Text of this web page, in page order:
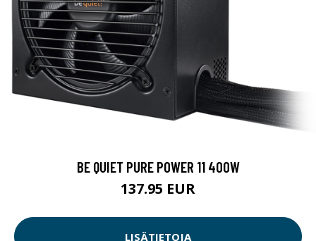
BE QUIET PURE POWER 11 400W
137.95 EUR
LISÄTIETOJA